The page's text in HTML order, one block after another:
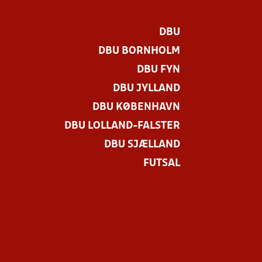
DBU
DBU BORNHOLM
DBU FYN
DBU JYLLAND
DBU KØBENHAVN
DBU LOLLAND-FALSTER
DBU SJÆLLAND
FUTSAL